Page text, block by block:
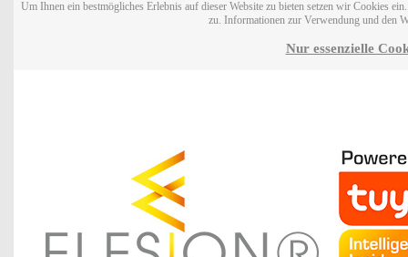
Um Ihnen ein bestmögliches Erlebnis auf dieser Website zu bieten setzen wir Cookies
zu. Informationen zur Verwendung und den
Nur essenzielle